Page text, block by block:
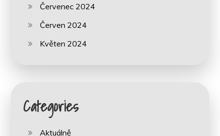
Červenec 2024
Červen 2024
Květen 2024
Categories
Aktuálně